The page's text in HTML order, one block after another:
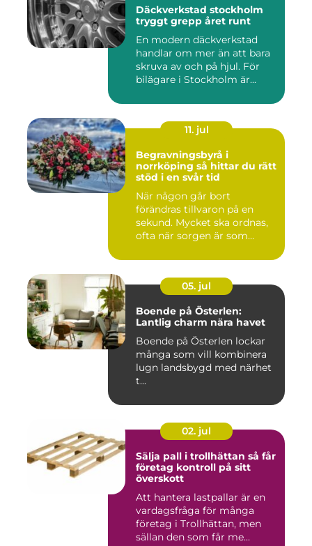
Däckverkstad stockholm
tryggt grepp året runt
En modern däckverkstad
handlar om mer än att bara
skruva av och på hjul. För
bilägare i Stockholm är...
11. jul
Begravningsbyrå i
norrköping så hittar du rätt
stöd i en svår tid
När någon går bort
förändras tillvaron på en
sekund. Mycket ska ordnas,
ofta när sorgen är som
05. jul
Boende på Österlen:
Lantlig charm nära havet
Boende på Österlen lockar
många som vill kombinera
lugn landsbygd med närhet
t...
02. jul
Sälja pall i trollhättan så får
företag kontroll på sitt
överskott
Att hantera lastpallar är en
vardagsfråga för många
företag i Trollhättan, men
sällan den som får me...